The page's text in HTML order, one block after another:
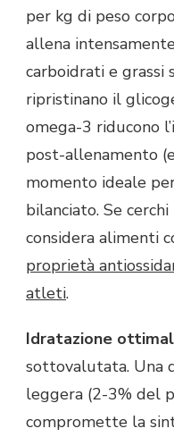
per kg di peso
allena
carboidrati e grassi
ripristinano il
omega-3 riducono
post-allenamento
momento ideale
bilanciato. Se
considera alimenti
proprietà
atleti.
Idratazione
sottovalutata. Una
leggera (2-3% del
compromette la